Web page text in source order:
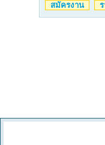
สมัครงาน